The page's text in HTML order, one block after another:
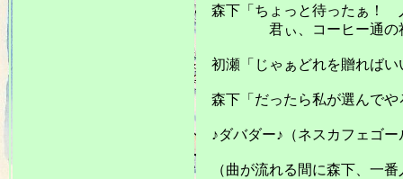
森下「ちょっと待ったぁ！
君ぃ、コーヒー通の社長
初瀬「じゃぁどれを贈ればい
森下「だったら私が選んでや
♪ダバダー♪（ネスカフェゴー
（曲が流れる間に森下、一番